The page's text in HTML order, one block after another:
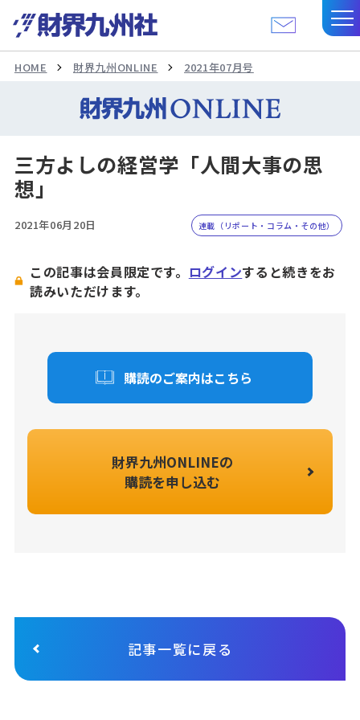
HOME 財界九州ONLINE 2021年07月号
三方よしの経営学「人間大事の思
想」
2021年06月20日 連載（リポート・コラム・その他）
この記事は会員限定です。 ログインすると続きをお
読みいただけます。
購読のご案内はこちら
財界九州ONLINEの
購読を申し込む
記事一覧に戻る